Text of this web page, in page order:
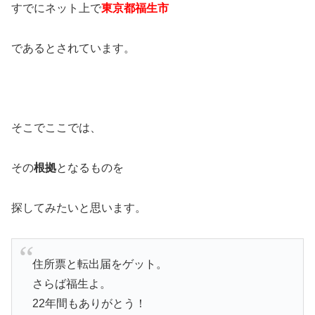
すでにネット上で東京都福生市
であるとされています。
そこでここでは、
その根拠となるものを
探してみたいと思います。
住所票と転出届をゲット。
さらば福生よ。
22年間もありがとう！